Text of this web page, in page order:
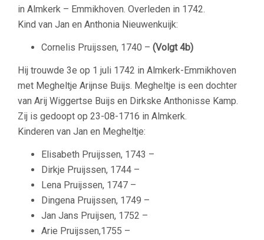
in Almkerk – Emmikhoven. Overleden in 1742.
Kind van Jan en Anthonia Nieuwenkuijk:
Cornelis Pruijssen, 1740 – (Volgt 4b)
Hij trouwde 3e op 1 juli 1742 in Almkerk-Emmikhoven
met Megheltje Arijnse Buijs. Megheltje is een dochter
van Arij Wiggertse Buijs en Dirkske Anthonisse Kamp.
Zij is gedoopt op 23-08-1716 in Almkerk.
Kinderen van Jan en Megheltje:
Elisabeth Pruijssen, 1743 –
Dirkje Pruijssen, 1744 –
Lena Pruijssen, 1747 –
Dingena Pruijssen, 1749 –
Jan Jans Pruijsen, 1752 –
Arie Pruijssen,1755 –